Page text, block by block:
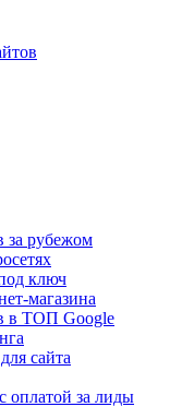
за рубежом
ключ
магазина
в ТОП Google
сайта
оплатой за лиды